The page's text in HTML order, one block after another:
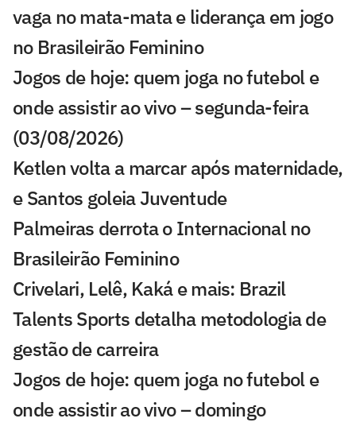
vaga no mata-mata e liderança em jogo
no Brasileirão Feminino
Jogos de hoje: quem joga no futebol e
onde assistir ao vivo – segunda-feira
(03/08/2026)
Ketlen volta a marcar após maternidade,
e Santos goleia Juventude
Palmeiras derrota o Internacional no
Brasileirão Feminino
Crivelari, Lelê, Kaká e mais: Brazil
Talents Sports detalha metodologia de
gestão de carreira
Jogos de hoje: quem joga no futebol e
onde assistir ao vivo – domingo